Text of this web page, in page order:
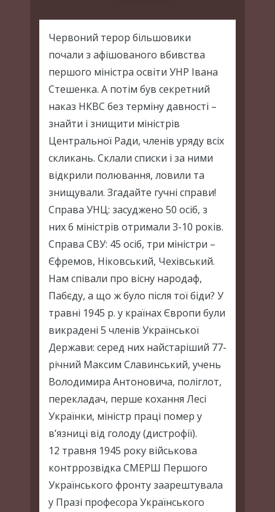
Червоний терор більшовики
почали з афішованого вбивства
першого міністра освіти УНР Івана
Стешенка. А потім був секретний
наказ НКВС без терміну давності –
знайти і знищити міністрів
Центральної Ради, членів уряду всіх
скликань. Склали списки і за ними
відкрили полювання, ловили та
знищували. Згадайте гучні справи!
Справа УНЦ: засуджено 50 осіб, з
них 6 міністрів отримали 3-10 років.
Справа СВУ: 45 осіб, три міністри –
Єфремов, Ніковський, Чехівський.
Нам співали про вісну народаф,
Пабєду, а що ж було після тої біди? У
травні 1945 р. у країнах Європи були
викрадені 5 членів Української
Держави: серед них найстаріший 77-
річний Максим Славинський, учень
Володимира Антоновича, поліглот,
перекладач, перше кохання Лесі
Українки, міністр праці помер у
в’язниці від голоду (дистрофії).
12 травня 1945 року військова
контррозвідка СМЕРШ Першого
Українського фронту заарештувала
у Празі професора Українського